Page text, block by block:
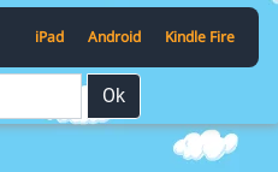
iPad Android Kindle Fire
Ok